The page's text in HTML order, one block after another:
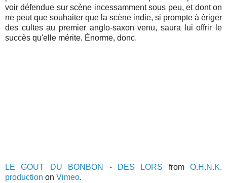
voir défendue sur scène incessamment sous peu, et dont on
ne peut que souhaiter que la scène indie, si prompte à ériger
des cultes au premier anglo-saxon venu, saura lui offrir le
succès qu'elle mérite. Énorme, donc.
LE GOUT DU BONBON - DES LORS from O.H.N.K.
production on Vimeo.